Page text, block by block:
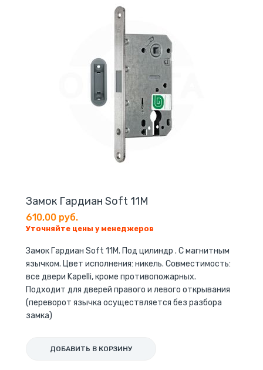
Замок Гардиан Soft 11М
610,00 руб.
Уточняйте цены у менеджеров
Замок Гардиан Soft 11M. Под цилиндр . С магнитным
язычком. Цвет исполнения: никель. Совместимость:
все двери Kapelli, кроме противопожарных.
Подходит для дверей правого и левого открывания
(переворот язычка осуществляется без разбора
замка)
ДОБАВИТЬ В КОРЗИНУ